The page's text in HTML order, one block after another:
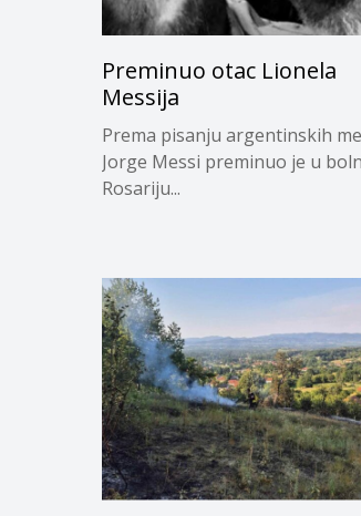
Preminuo otac Lionela
Messija
Prema pisanju argentinskih
Jorge Messi preminuo je u
Rosariju...